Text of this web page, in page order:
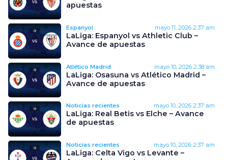
apuestas
Espanyol mayo 11, 2026 2:37 am
LaLiga: Espanyol vs Athletic Club –
Avance de apuestas
Atlético Madrid mayo 10, 2026 2:38 am
LaLiga: Osasuna vs Atlético Madrid –
Avance de apuestas
Noticias recientes mayo 10, 2026 2:37 am
LaLiga: Real Betis vs Elche – Avance
de apuestas
Noticias recientes mayo 10, 2026 2:37 am
LaLiga: Celta Vigo vs Levante –